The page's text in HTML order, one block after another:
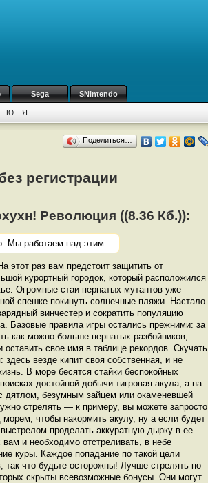
Sega SNintendo
Ю Я
Поделиться…
регистрации
Революция ((8.36 Кб.)):
Мы работаем над этим...
этот раз вам предстоит защитить от
курортный городок, который расположился
Огромные стаи пернатых мутантов уже
спешке покинуть солнечные пляжи. Настало
винчестер и сократить популяцию
Базовые правила игры остались прежними: за
как можно больше пернатых разбойников,
свое имя в таблице рекордов. Скучать
везде кипит своя собственная, и не
В море бесятся стайки беспокойных
достойной добычи тигровая акула, а на
дятлом, безумным зайцем или окаменевшей
стрелять — к примеру, вы можете запросто
чтобы накормить акулу, ну а если будет
проделать аккуратную дырку в ее
и необходимо отстреливать, в небе
куры. Каждое попадание по такой цели
что будьте осторожны! Лучше стрелять по
скрыты всевозможные бонусы. Они могут